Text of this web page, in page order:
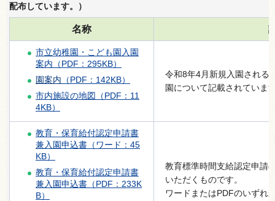
配布しています。）
名称
市立幼稚園・こども園入園
案内（PDF：295KB）
園案内 （PDF：142KB）
市内施設の地図（PDF：11
4KB）
令和8年4月新規入園される
園について記載されていま
教育・保育給付認定申請書
兼入園申込書（ワード：45
KB）
教育・保育給付認定申請書
兼入園申込書（PDF：233K
B）
教育標準時間支給認定申請
いただくものです。
ワードまたはPDFのいずれ